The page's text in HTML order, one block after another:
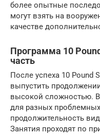
более опытные
могут взять на
качестве
Программа 10
часть
После успеха 10 Pound
выпустить
высокой сложностью.
для разных
продолжительность
Занятия проходят по